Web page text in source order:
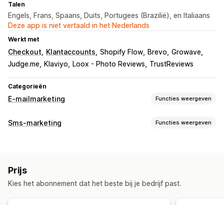
Talen
Engels, Frans, Spaans, Duits, Portugees (Brazilië), en Italiaans
Deze app is niet vertaald in het Nederlands
Werkt met
Checkout Klantaccounts Shopify Flow Brevo Growave
Judge.me
Klaviyo Loox - Photo Reviews TrustReviews
Categorieën
E-mailmarketing Functies weergeven
Soorten campagnes
Mails voor cross-selling
Checkoutmails Exit intent Verlaten winkelwagen
Sms-marketing Functies weergeven
Persoonlijke berichten
Conversiestatistieken ROI volgen Segmentering
Prijs
Kies het abonnement dat het beste bij je bedrijf past.